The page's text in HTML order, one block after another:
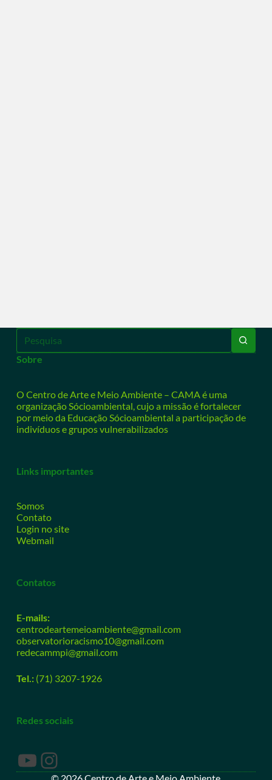
Sobre
O Centro de Arte e Meio Ambiente – CAMA é uma
organização Sócioambiental, cujo a missão é fortalecer
por meio da Educação Sócioambiental a participação de
indivíduos e grupos vulnerabilizados
Links importantes
Somos
Contato
Login no site
Webmail
Contatos
E-mails:
centrodeartemeioambiente@gmail.com
observatorioracismo10@gmail.com
redecammpi@gmail.com
Tel.: (71) 3207-1926
Redes sociais